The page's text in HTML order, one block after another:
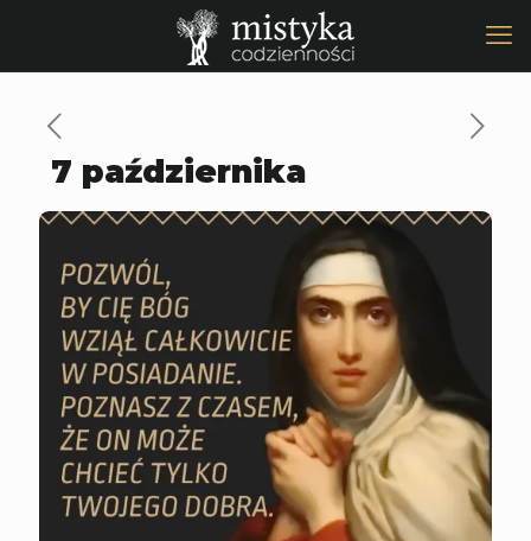
7 października